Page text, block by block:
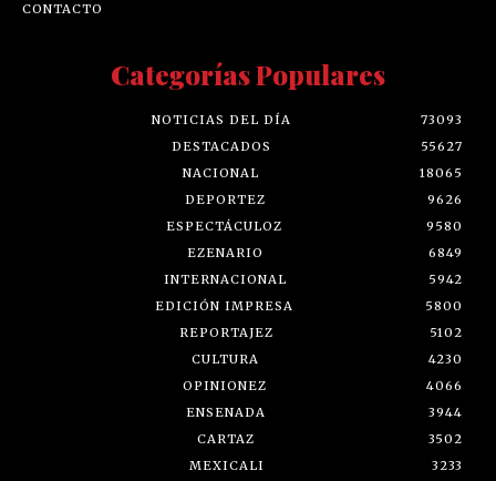
CONTACTO
Categorías Populares
NOTICIAS DEL DÍA
73093
DESTACADOS
55627
NACIONAL
18065
DEPORTEZ
9626
ESPECTÁCULOZ
9580
EZENARIO
6849
INTERNACIONAL
5942
EDICIÓN IMPRESA
5800
REPORTAJEZ
5102
CULTURA
4230
OPINIONEZ
4066
ENSENADA
3944
CARTAZ
3502
MEXICALI
3233